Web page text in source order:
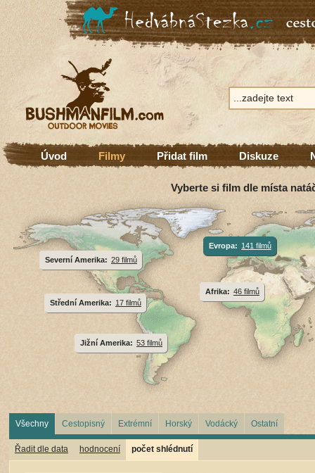
Úvod Filmy Přidat film Diskuze
Vyberte si film dle místa
Afrika: 46 filmů
Evropa: 141 filmů
Jižní Amerika: 53 filmů
Severní Amerika: 29 filmů
Střední Amerika: 17 filmů
Všechny Cestopisný Extrémní Horský Vodácký Ostatní
Řadit dle data hodnocení počet shlédnutí